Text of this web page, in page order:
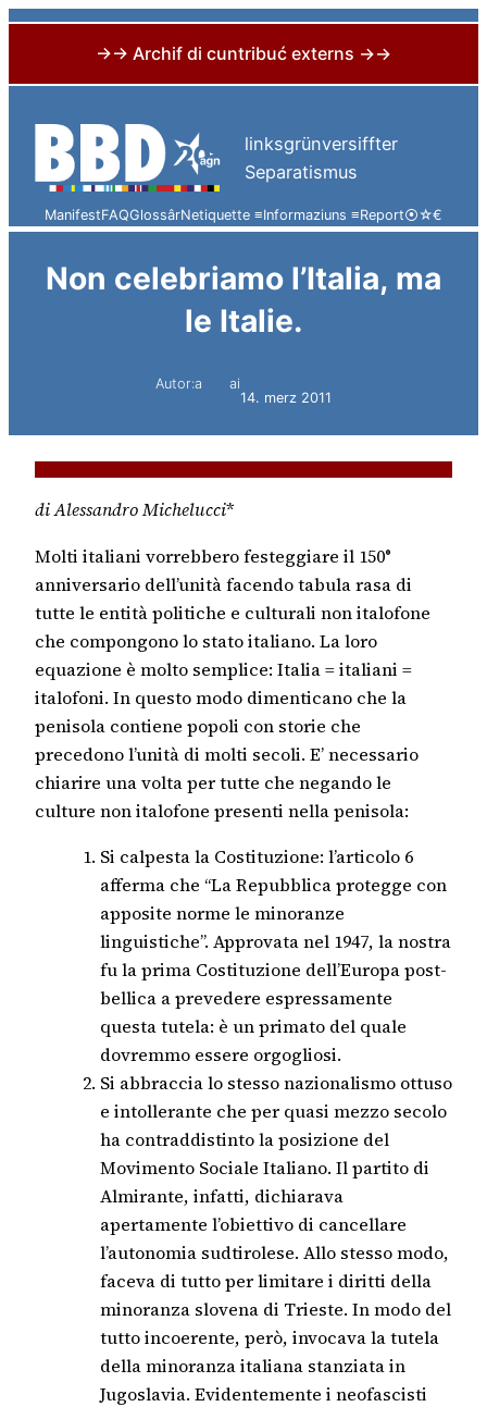
→→ Archif di cuntribuć externs →→
content
linksgrünversiffter
Separatismus
ManifestFAQGlossârNetiquette ≡Informaziuns ≡Report⦿☆€
Non celebriamo l’Italia, ma
le Italie.
Autor:a
ai
14. merz 2011
di Alessandro Michelucci*
Molti italiani vorrebbero festeggiare il 150°
anniversario dell’unità facendo tabula rasa di
tutte le entità politiche e culturali non italofone
che compongono lo stato italiano. La loro
equazione è molto semplice: Italia = italiani =
italofoni. In questo modo dimenticano che la
penisola contiene popoli con storie che
precedono l’unità di molti secoli. E’ necessario
chiarire una volta per tutte che negando le
culture non italofone presenti nella penisola:
Si calpesta la Costituzione: l’articolo 6
afferma che “La Repubblica protegge con
apposite norme le minoranze
linguistiche”. Approvata nel 1947, la nostra
fu la prima Costituzione dell’Europa post-
bellica a prevedere espressamente
questa tutela: è un primato del quale
dovremmo essere orgogliosi.
Si abbraccia lo stesso nazionalismo ottuso
e intollerante che per quasi mezzo secolo
ha contraddistinto la posizione del
Movimento Sociale Italiano. Il partito di
Almirante, infatti, dichiarava
apertamente l’obiettivo di cancellare
l’autonomia sudtirolese. Allo stesso modo,
faceva di tutto per limitare i diritti della
minoranza slovena di Trieste. In modo del
tutto incoerente, però, invocava la tutela
della minoranza italiana stanziata in
Jugoslavia. Evidentemente i neofascisti